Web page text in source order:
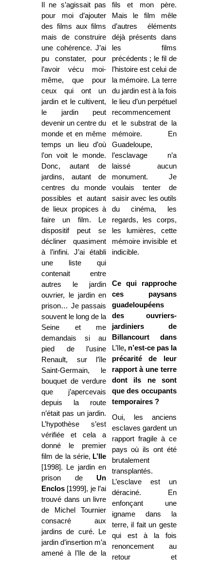
Il ne s’agissait pas
pour moi d’ajouter
des films aux films
mais de construire
une cohérence. J’ai
pu constater, pour
l’avoir vécu moi-
même, que pour
ceux qui ont un
jardin et le cultivent,
le jardin peut
devenir un centre du
monde et en même
temps un lieu d’où
l’on voit le monde.
Donc, autant de
jardins, autant de
centres du monde
possibles et autant
de lieux propices à
faire un film. Le
dispositif peut se
décliner quasiment
à l’infini. J’ai établi
une liste qui
contenait entre
autres le jardin
ouvrier, le jardin en
prison… Je passais
souvent le long de la
Seine et me
demandais si au
pied de l’usine
Renault, sur l’île
Saint-Germain, le
bouquet de verdure
que j’apercevais
depuis la route
n’était pas un jardin.
L’hypothèse s’est
vérifiée et cela a
donné le premier
film de la série, L’Ile
[1998]. Le jardin en
prison deUn
Enclos [1999], je l’ai
trouvé dans un livre
de Michel Tournier
consacré aux
jardins de curé. Le
jardin d’insertion m’a
amené à l’Ile de la
fils et mon père.
Mais le film mêle
d’autres éléments
déjà présents dans
les films
précédents ; le fil de
l’histoire est celui de
la mémoire. La terre
du jardin est à la fois
le lieu d’un perpétuel
recommencement
et le substrat de la
mémoire. En
Guadeloupe,
l’esclavage n’a
laissé aucun
monument. Je
voulais tenter de
saisir avec les outils
du cinéma, les
regards, les corps,
les lumières, cette
mémoire invisible et
indicible.
Ce qui rapproche
ces paysans
guadeloupéens
des ouvriers-
jardiniers de
Billancourt dans
L’Ile, n’est-ce pas la
précarité de leur
rapport à une terre
dont ils ne sont
que des occupants
temporaires ?
Oui, les anciens
esclaves gardent un
rapport fragile à ce
pays où ils ont été
brutalement
transplantés.
L’esclave est un
déraciné. En
enfonçant une
igname dans la
terre, il fait un geste
qui est à la fois
renoncement au
retour et